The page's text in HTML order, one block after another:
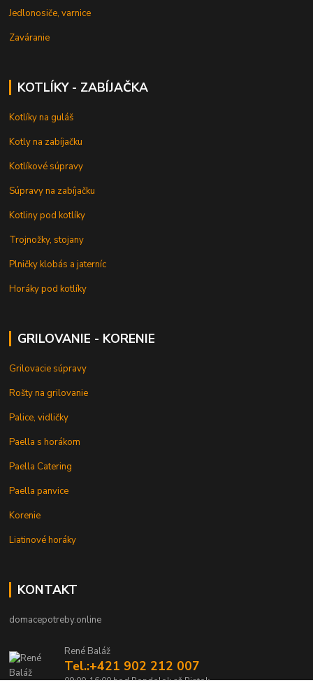
Jedlonosiče, varnice
Zaváranie
KOTLÍKY - ZABÍJAČKA
Kotlíky na guláš
Kotly na zabíjačku
Kotlíkové súpravy
Súpravy na zabíjačku
Kotliny pod kotlíky
Trojnožky, stojany
Plničky klobás a jaterníc
Horáky pod kotlíky
GRILOVANIE - KORENIE
Grilovacie súpravy
Rošty na grilovanie
Palice, vidličky
Paella s horákom
Paella Catering
Paella panvice
Korenie
Liatinové horáky
KONTAKT
domacepotreby.online
René Baláž
Tel.:+421 902 212 007
09:00-16:00 hod Pondelok až Piatok